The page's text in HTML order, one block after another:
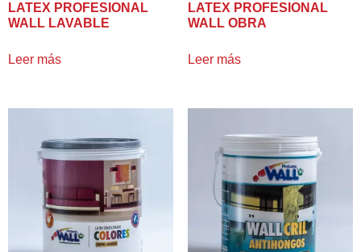
LATEX PROFESIONAL
WALL LAVABLE
Leer más
LATEX PROFESIONAL
WALL OBRA
Leer más